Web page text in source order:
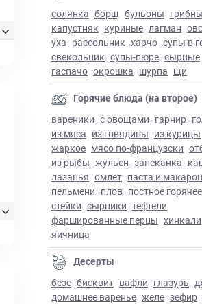
солянка борщ бульоны
капустняк куриные лагман
уха рассольник харчо супы в
свекольник супы-пюре сырные
гаспачо окрошка шурпа щи
Горячие блюда (на второе)
вареники с овощами гарнир
из мяса из говядины из курицы
жаркое мясо по-французски
из рыбы жульен запеканка
лазанья омлет паста и
пельмени плов постное горячее
стейки сырники тефтели
фаршированные перцы хинкали
яичница
Десерты
безе бисквит вафли глазурь
домашнее варенье желе зефир